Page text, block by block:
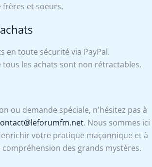
et soeurs.
en toute sécurité via PayPal.
les achats sont non rétractables.
ou demande spéciale, n'hésitez pas à
. Nous sommes ici
votre pratique maçonnique et à
des grands mystères.